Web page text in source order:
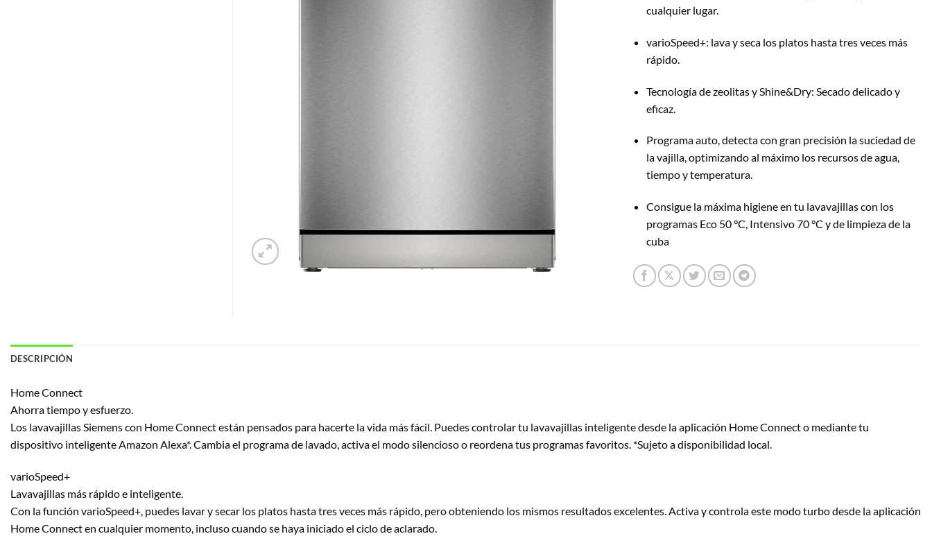
cualquier lugar.
varioSpeed+: lava y seca los platos hasta tres veces más
rápido.
Tecnología de zeolitas y Shine&Dry: Secado delicado y
eficaz.
Programa auto, detecta con gran precisión la suciedad de
la vajilla, optimizando al máximo los recursos de agua,
tiempo y temperatura.
Consigue la máxima higiene en tu lavavajillas con los
programas Eco 50 °C, Intensivo 70 °C y de limpieza de la
cuba
DESCRIPCIÓN
Home Connect
Ahorra tiempo y esfuerzo.
Los lavavajillas Siemens con Home Connect están pensados para hacerte la vida más fácil. Puedes controlar tu lavavajillas inteligente desde la aplicación Home Connect o mediante tu
dispositivo inteligente Amazon Alexa*. Cambia el programa de lavado, activa el modo silencioso o reordena tus programas favoritos. *Sujeto a disponibilidad local.
varioSpeed+
Lavavajillas más rápido e inteligente.
Con la función varioSpeed+, puedes lavar y secar los platos hasta tres veces más rápido, pero obteniendo los mismos resultados excelentes. Activa y controla este modo turbo desde la aplicación
Home Connect en cualquier momento, incluso cuando se haya iniciado el ciclo de aclarado.